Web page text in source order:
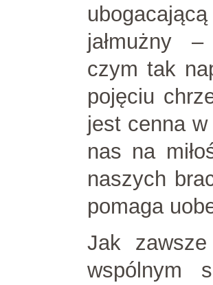
jałmużny
czym tak
pojęciu
jest cenna
nas na
naszych
pomaga
Jak
wspólnym